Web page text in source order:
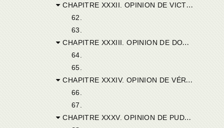
CHAPITRE XXXII. OPINION DE VICTOR D’ASSURIS.
62.
63.
CHAPITRE XXXIII. OPINION DE DONATULUS DE CAPSE.
64.
65.
CHAPITRE XXXIV. OPINION DE VÉRULUS DE RUSICCADE.
66.
67.
CHAPITRE XXXV. OPINION DE PUDENTIANUS DE CUICULI.